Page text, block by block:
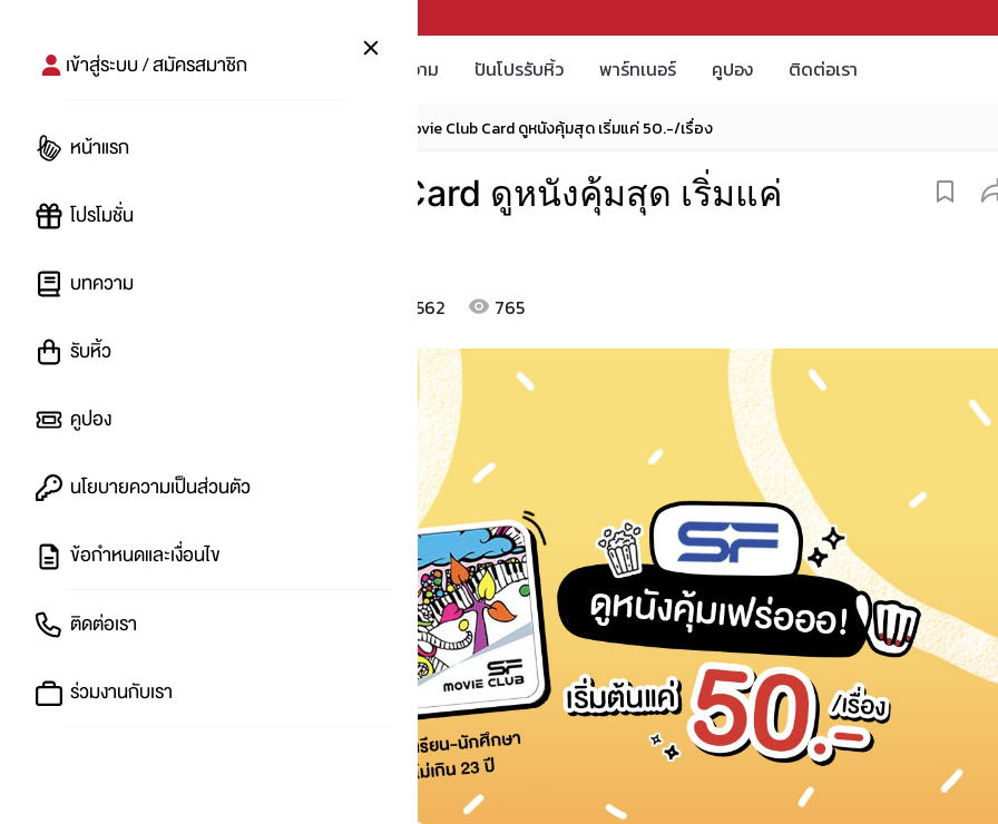
บทความ ปันโปรรับหิ้ว พาร์ทเนอร์ คูปอง ติดต่อเรา
เข้าสู่ระบบ / สมัครสมาชิก
หน้าแรก
โปรโมชั่น
บทความ
รับหิ้ว
คูปอง
นโยบายความเป็นส่วนตัว
ข้อกำหนดและเงื่อนไข
ติดต่อเรา
ร่วมงานกับเรา
SF Movie Club Card ดูหนังคุ้มสุด เริ่มแค่ 50.-/เรื่อง
SF Movie Club Card ดูหนังคุ้มสุด เริ่มแค่
15 ม.ค. 2562 765